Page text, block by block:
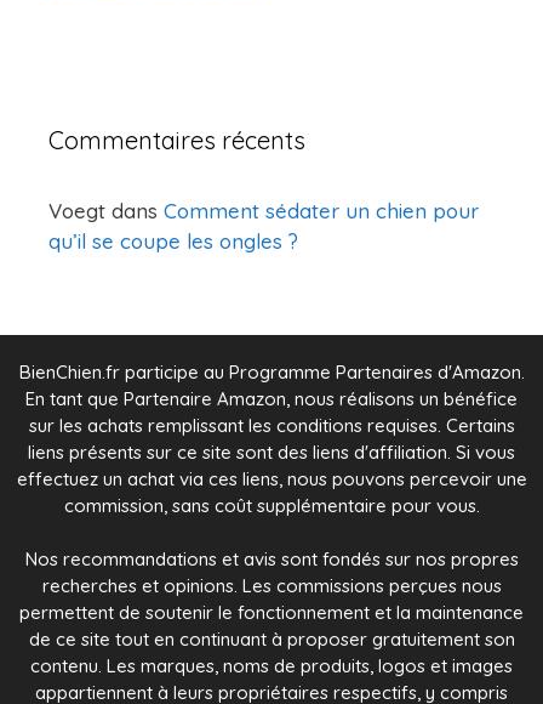
Commentaires récents
Voegt dans Comment sédater un chien pour
qu’il se coupe les ongles ?
BienChien.fr participe au Programme Partenaires d'Amazon.
En tant que Partenaire Amazon, nous réalisons un bénéfice
sur les achats remplissant les conditions requises. Certains
liens présents sur ce site sont des liens d'affiliation. Si vous
effectuez un achat via ces liens, nous pouvons percevoir une
commission, sans coût supplémentaire pour vous.
Nos recommandations et avis sont fondés sur nos propres
recherches et opinions. Les commissions perçues nous
permettent de soutenir le fonctionnement et la maintenance
de ce site tout en continuant à proposer gratuitement son
contenu. Les marques, noms de produits, logos et images
appartiennent à leurs propriétaires respectifs, y compris